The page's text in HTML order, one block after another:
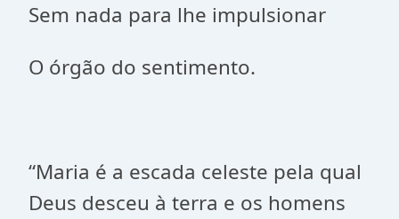
Sem nada para lhe impulsionar
O órgão do sentimento.
“Maria é a escada celeste pela qual
Deus desceu à terra e os homens